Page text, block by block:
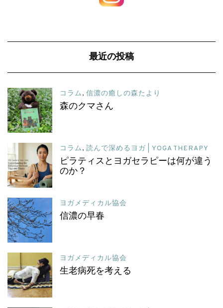
最近の投稿
コラム, 信濃の癒しの森たより
森のクマさん
コラム, 読んで深めるヨガ | YOGA THERAPY
ピラティスとヨガセラピーは何が違う
のか？
ヨガメディカル協会
信濃の早春
ヨガメディカル協会
生老病死を考える